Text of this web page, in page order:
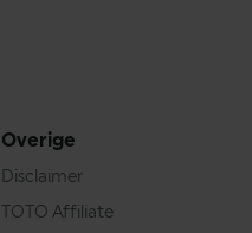
Overige
Disclaimer
TOTO Affiliate